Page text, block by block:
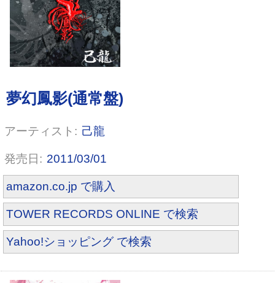
己龍
2011/03/01
amazon.co.jp で購入
TOWER RECORDS ONLINE で検索
Yahoo!ショッピング で検索
スウィンドル